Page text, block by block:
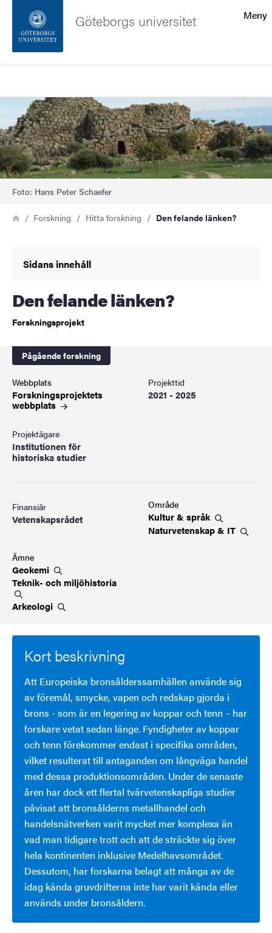
Sidfoten
Om webbplatsen
Meny
Göteborgs universitet
Bild
Foto: Hans Peter Schaefer
Länkstig
HemForskning Hitta forskning Den felande länken?
Sidans innehåll
Den felande länken?
Forskningsprojekt
Pågående forskning
Webbplats
Forskningsprojektets
webbplats
Projekttid
2021 - 2025
Projektägare
Institutionen för
historiska studier
Finansiär
Vetenskapsrådet
Område
Kultur & språk
Naturvetenskap & IT
Ämne
Geokemi
Teknik- och miljöhistoria
Arkeologi
Kort beskrivning
Att Europeiska bronsålderssamhällen använde sig
av föremål, smycke, vapen och redskap gjorda i
brons - som är en legering av koppar och tenn – har
forskare vetat sedan länge. Fyndigheter av koppar
och tenn förekommer endast i specifika områden,
vilket resulterat till antaganden om långväga handel
med dessa produktionsområden. Under de senaste
åren har dock ett flertal tvärvetenskapliga studier
påvisat att bronsålderns metallhandel och
handelsnätverken varit mycket mer komplexa än
vad man tidigare trott och att de sträckte sig över
hela kontinenten inklusive Medelhavsområdet.
Dessutom, har forskarna belagt att många av de
idag kända gruvdrifterna inte har varit kända eller
används under bronsåldern.